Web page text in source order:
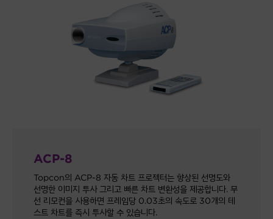
ACP-8
Topcon의 ACP-8 자동 차트 프로젝터는 향상된 선명도와
선명한 이미지 투사 그리고 빠른 차트 변환성을 제공합니다. 무
선 리모컨을 사용하면 프레임당 0.03초의 속도로 30개의 테
스트 차트를 즉시 투사할 수 있습니다.